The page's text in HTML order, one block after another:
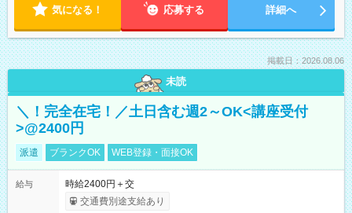
気になる！ 応募する 詳細へ
掲載日：2026.08.06
未読
＼！完全在宅！／土日含む週2～OK<講座受付
>@2400円
派遣 ブランクOK WEB登録・面接OK
給与
時給2400円＋交
交通費別途支給あり